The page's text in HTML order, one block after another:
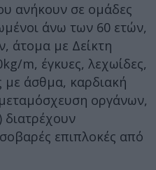
ανήκουν σε ομάδες
άνω των 60 ετών,
άτομα με Δείκτη
m, έγκυες, λεχωίδες,
με άσθμα, καρδιακή
οργάνων,
επιπλοκές από